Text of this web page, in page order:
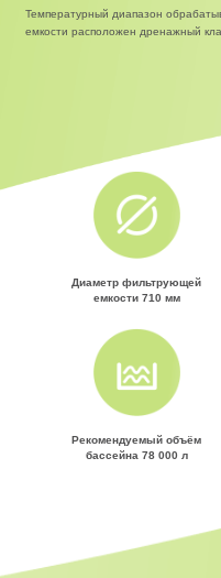
Температурный диапазон
емкости расположен дренажный
Диаметр фильтрующей
емкости 710 мм
Рекомендуемый объём
бассейна 78 000 л